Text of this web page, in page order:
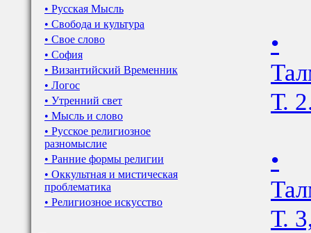
• Русская Мысль
• Свобода и культура
• Свое слово
• София
• Византийский Временник
• Логос
• Утренний свет
• Мысль и слово
• Русское религиозное
разномыслие
• Ранние формы религии
• Оккультная и мистическая
проблематика
• Религиозное искусство
•
Т.
•
Т.